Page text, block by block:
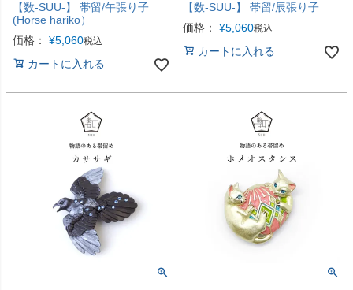
【数-SUU-】 帯留/午張り子
(Horse hariko）
価格：
¥5,060税込
カートに入れる
【数-SUU-】 帯留/辰張り子
価格：
¥5,060税込
カートに入れる